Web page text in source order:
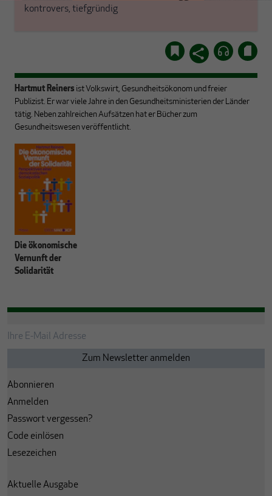
kontrovers, tiefgründig
Hartmut Reiners ist Volkswirt, Gesundheitsökonom und freier
Publizist. Er war viele Jahre in den Gesundheitsministerien der Länder
tätig. Neben zahlreichen Aufsätzen hat er Bücher zum
Gesundheitswesen veröffentlicht.
Die ökonomische
Vernunft der
Solidarität
Abonnieren
Anmelden
Passwort vergessen?
Code einlösen
Lesezeichen
Aktuelle Ausgabe